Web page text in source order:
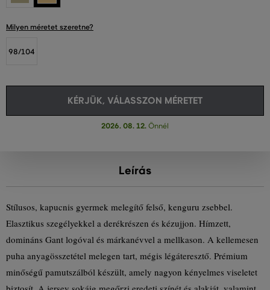
Milyen méretet szeretne?
98/104
KÉRJÜK, VÁLASSZON MÉRETET
2026. 08. 12. Önnél
Leírás
Stílusos, kapucnis gyermek melegítő felső, kenguru zsebbel.
Elasztikus szegélyekkel a derékrészen és kézujjon. Hímzett,
domináns Gant logóval és márkanévvel a mellkason. A kellemesen
puha anyagösszetétel melegen tart, mégis légáteresztő. Prémium
minőségű pamutszálból készült, amely nagyon kényelmes viseletet